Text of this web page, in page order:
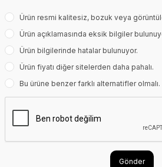
Ürün resmi kalitesiz, bozuk veya
Ürün açıklamasında eksik bilgiler
Ürün bilgilerinde hatalar bulunuyor.
Ürün fiyatı diğer sitelerden daha pahalı.
Bu ürüne benzer farklı alternatifler olmalı.
Gönder